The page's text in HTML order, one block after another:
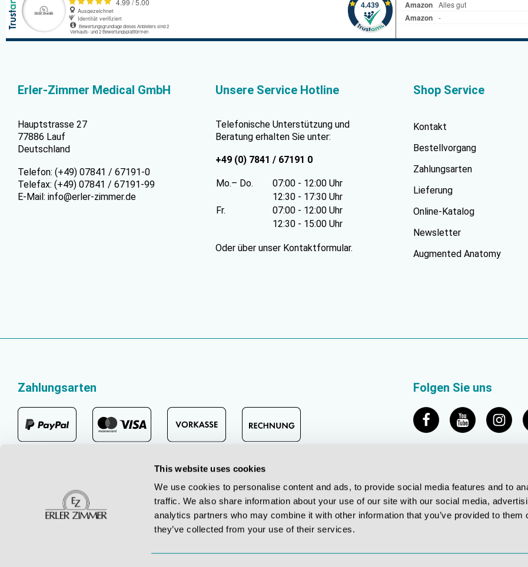
This website uses cookies
We use cookies to personalise content and ads, to provide social media features and to
traffic. We also share information about your use of our site with our social media,
analytics partners who may combine it with other information that you’ve provided to them
they’ve collected from your use of their services.
Erler-Zimmer Medical GmbH
Hauptstrasse 27
77886 Lauf
Deutschland
Telefon: (+49) 07841 / 67191-0
Telefax: (+49) 07841 / 67191-99
E-Mail: info@erler-zimmer.de
Unsere Service Hotline
Telefonische Unterstützung und
Beratung erhalten Sie unter:
+49 (0) 7841 / 67191 0
Mo.– Do.
07:00 - 12:00 Uhr
12:30 - 17:30 Uhr
Fr.
07:00 - 12:00 Uhr
12:30 - 15:00 Uhr
Oder über unser Kontaktformular.
Shop Service
Kontakt
Bestellvorgang
Zahlungsarten
Lieferung
Online-Katalog
Newsletter
Augmented Anatomy
Zahlungsarten Folgen Sie uns